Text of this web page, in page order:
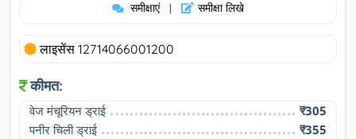
समीक्षाएं | समीक्षा लिखे
लाइसेंस 12714066001200
कीमत:
वेज मंचूरियन ड्राई
₹305
पनीर चिली ड्राई
₹355